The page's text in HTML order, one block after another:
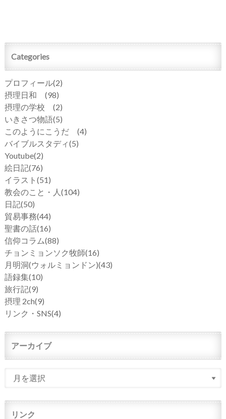
Categories
プロフィール(2)
摂理日和 (98)
摂理の学校 (2)
いきさつ物語(5)
このようにこうだ (4)
バイブルスタディ(5)
Youtube(2)
絵日記(76)
イラスト (51)
教会のこと・人 (104)
日記(50)
貿易事務(44)
聖書の話(16)
信仰コラム(88)
チョンミョンソク牧師(16)
月明洞(ウォルミョンドン)(43)
語録集(10)
旅行記(9)
摂理 2ch(9)
リンク・SNS(4)
アーカイブ
リンク